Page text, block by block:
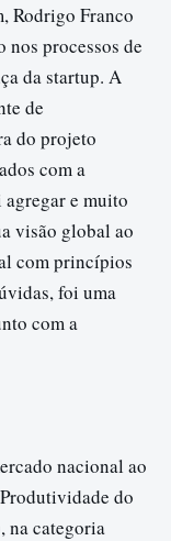
Rodrigo Franco
nos processos de
da startup. A
de
do projeto
com a
e muito
visão global ao
com princípios
foi uma
com a
nacional ao
do
na categoria